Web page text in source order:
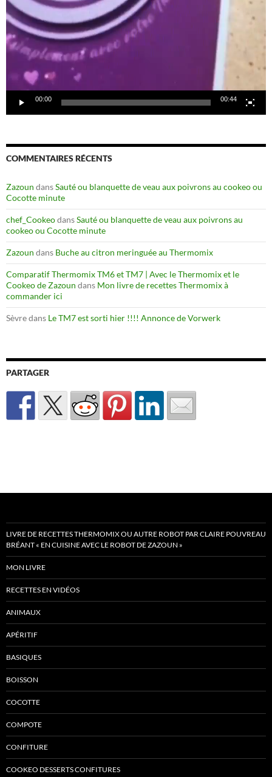
00:00 00:44
COMMENTAIRES RÉCENTS
Zazoun dansSauté ou blanquette de veau aux poivrons au cookeo ou
Cocotte minute
chef_CookeodansSauté ou blanquette de veau aux poivrons au
cookeo ou Cocotte minute
Zazoun dans Buche au citron meringuée au Thermomix
Comparatif Thermomix TM6 et TM7 | Avec le Thermomix et le
Cookeo de Zazoun dans Mon livre de recettes Thermomix à
commander ici
Sèvredans Le TM7 est sorti hier !!!! Annonce de Vorwerk
PARTAGER
LIVRE DE RECETTES THERMOMIX OU AUTRE ROBOT PAR CLAIRE POUVREAU
BRÉANT « EN CUISINE AVEC LE ROBOT DE ZAZOUN »
MON LIVRE
RECETTES EN VIDÉOS
ANIMAUX
APÉRITIF
BASIQUES
BOISSON
COCOTTE
COMPOTE
CONFITURE
COOKEO DESSERTS CONFITURES